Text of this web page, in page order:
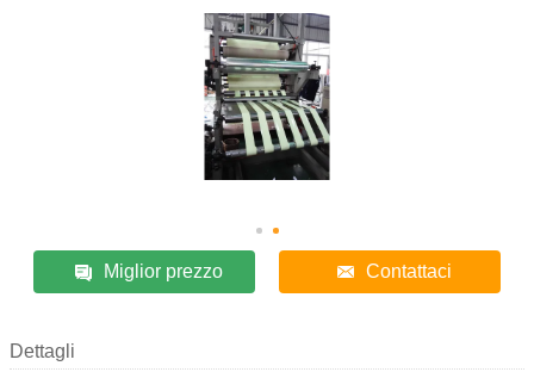
Miglior prezzo Contattaci
Dettagli